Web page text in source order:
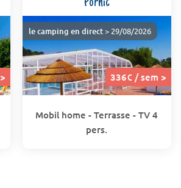
336€ / sem >
le camping en direct> 29/08/2026
Mobil home - Terrasse - TV 4
pers.